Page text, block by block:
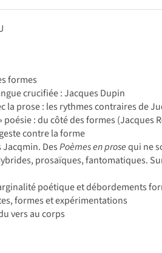
formes
crucifiée : Jacques Dupin
la prose : les rythmes contraires de
poésie : du côté des formes (Jacques
contre la forme
Jacqmin. DesPoèmes en prosequi ne
prosaïques, fantoma­tiques.
poétique et déborde­ments
formes et expérimentations
vers au corps